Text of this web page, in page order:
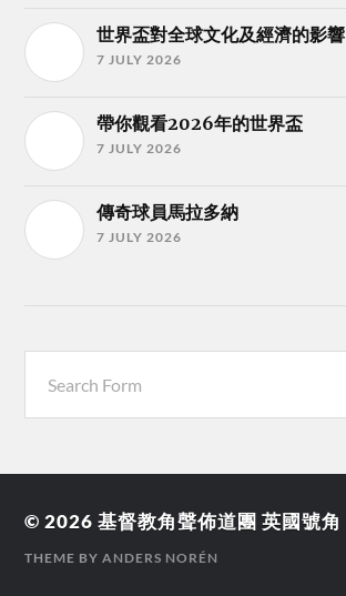
世界盃對全球文化及經濟的影響
7 JULY 2026
帶你觀看2026年的世界盃
7 JULY 2026
傳奇球員馬拉多納
7 JULY 2026
© 2026基督教角聲佈道團 英國號角
THEME BYANDERS NORÉN